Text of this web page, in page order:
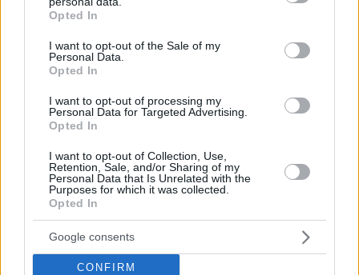
grant or deny consent to Google and its third-party tags to
use your data for below specified purposes in below Google
consent section.
Opted In
I want to opt-out of the Sale of my
Personal Data.
Opted In
I want to opt-out of processing my
Personal Data for Targeted Advertising.
Opted In
I want to opt-out of Collection, Use,
Retention, Sale, and/or Sharing of my
Personal Data that Is Unrelated with the
Purposes for which it was collected.
Opted In
Google consents
CONFIRM
Χόρχε Μέσι: Ο εργάτης από το Ροσάριο που πήρε
τον 13χρονο Λιονέλ από το χέρι και άλλαξε την
ιστορία του ποδοσφαίρου με μια υπογραφή σε...
χαρτοπετσέτα
08.08.2026, 21:43